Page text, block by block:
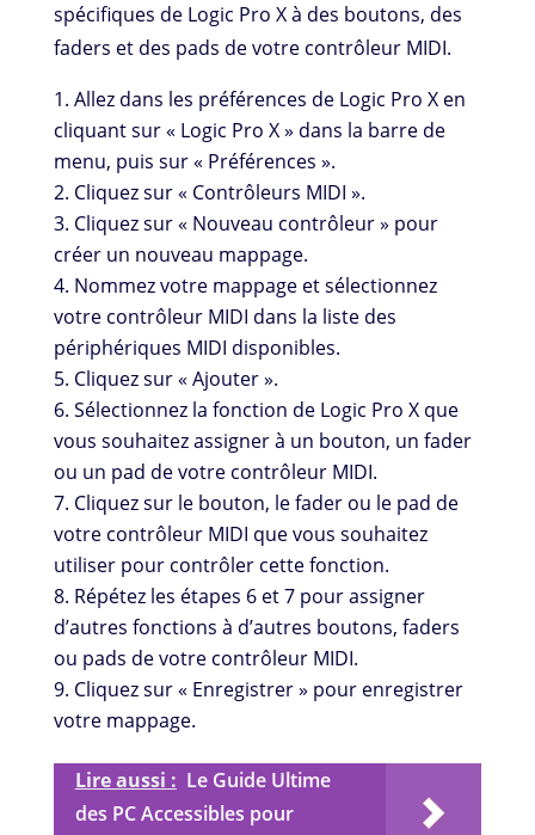
spécifiques de Logic Pro X à des boutons, des
faders et des pads de votre contrôleur MIDI.
Allez dans les préférences de Logic Pro X en
cliquant sur « Logic Pro X » dans la barre de
menu, puis sur « Préférences ».
Cliquez sur « Contrôleurs MIDI ».
Cliquez sur « Nouveau contrôleur » pour
créer un nouveau mappage.
Nommez votre mappage et sélectionnez
votre contrôleur MIDI dans la liste des
périphériques MIDI disponibles.
Cliquez sur « Ajouter ».
Sélectionnez la fonction de Logic Pro X que
vous souhaitez assigner à un bouton, un fader
ou un pad de votre contrôleur MIDI.
Cliquez sur le bouton, le fader ou le pad de
votre contrôleur MIDI que vous souhaitez
utiliser pour contrôler cette fonction.
Répétez les étapes 6 et 7 pour assigner
d’autres fonctions à d’autres boutons, faders
ou pads de votre contrôleur MIDI.
Cliquez sur « Enregistrer » pour enregistrer
votre mappage.
Lire aussi : Le Guide Ultime
des PC Accessibles pour